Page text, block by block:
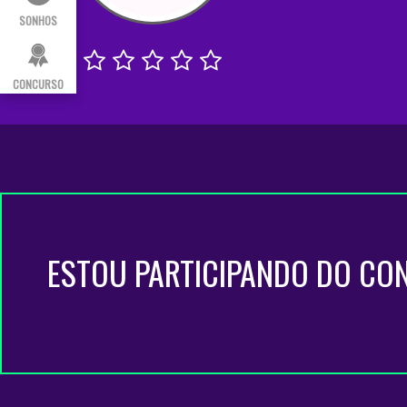
SONHOS
CONCURSO
ESTOU PARTICIPANDO DO